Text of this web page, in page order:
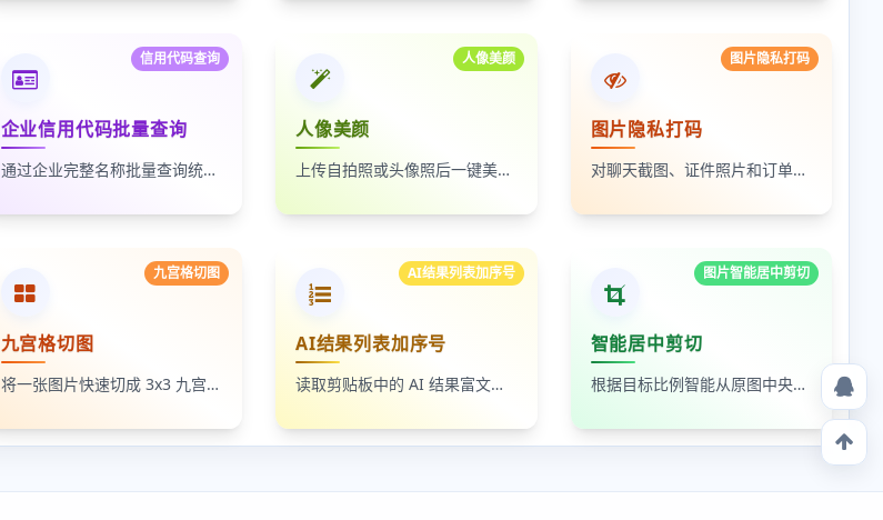
信用代码查询
企业信用代码批量查询
通过企业完整名称批量查询统一社会信用代码，适合企业资料整理、名单核验和工商信息匹配
人像美颜
人像美颜
上传自拍照或头像照后一键美颜，支持人像磨皮、提亮和美颜强度调节，适合人物照片快速优化
图片隐私打码
图片隐私打码
对聊天截图、证件照片和订单页面中的敏感内容进行局部打码，支持多次框选和重复处理
九宫格切图
九宫格切图
将一张图片快速切成 3x3 九宫格小图，支持单张下载和 ZIP 打包下载
AI结果列表加序号
AI结果列表加序号
读取剪贴板中的 AI 结果富文本列表，为 ul、ol 等列表自动补 1-N 序号，支持富文本和纯文本输出
图片智能居中剪切
智能居中剪切
根据目标比例智能从原图中央裁出最大可用区域，适合封面图、缩略图和平台尺寸适配